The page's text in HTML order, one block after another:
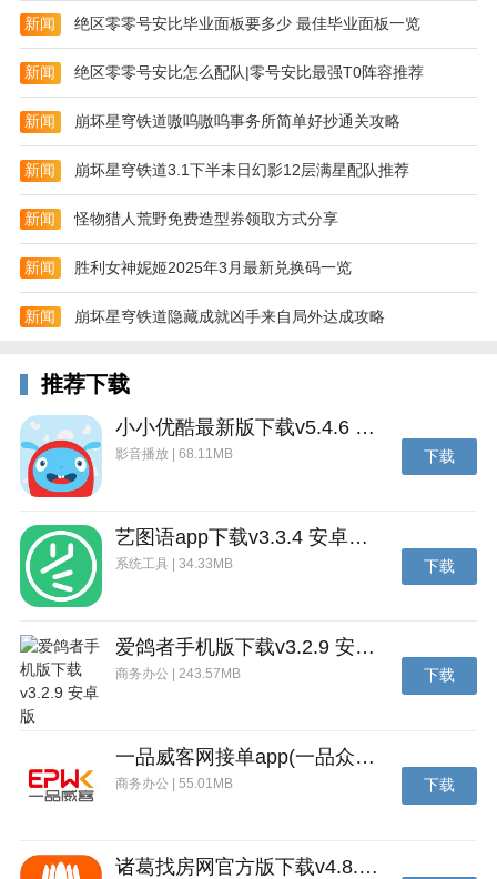
4、在“时间线”或“日历”视图里，你可以按时间顺序回顾
所有日记，并看到地图上记录的足迹。
新闻 绝区零零号安比毕业面板要多少 最佳毕业面板一览
新闻 绝区零零号安比怎么配队|零号安比最强T0阵容推荐
新闻 崩坏星穹铁道嗷呜嗷呜事务所简单好抄通关攻略
新闻 崩坏星穹铁道3.1下半末日幻影12层满星配队推荐
新闻 怪物猎人荒野免费造型券领取方式分享
新闻 胜利女神妮姬2025年3月最新兑换码一览
新闻 崩坏星穹铁道隐藏成就凶手来自局外达成攻略
推荐下载
小小优酷最新版下载v5.4.6 安卓官方版
影音播放 | 68.11MB 下载
艺图语app下载v3.3.4 安卓免费版
系统工具 | 34.33MB 下载
爱鸽者手机版下载v3.2.9 安卓版
商务办公 | 243.57MB 下载
一品威客网接单app(一品众包)下载v2.7.1 安卓最新版
商务办公 | 55.01MB 下载
诸葛找房网官方版下载v4.8.1.1 安卓最新版